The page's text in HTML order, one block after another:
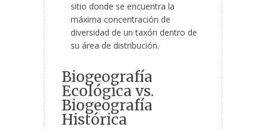
sitio donde se encuentra la
máxima concentración de
diversidad de un taxón dentro de
su área de distribución.
Biogeografía
Ecológica vs.
Biogeografía
Histórica